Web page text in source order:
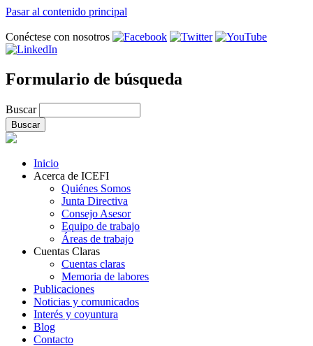
Pasar al contenido principal
Conéctese con nosotros
Formulario de búsqueda
Buscar
Inicio
Acerca de ICEFI
Quiénes Somos
Junta Directiva
Consejo Asesor
Equipo de trabajo
Áreas de trabajo
Cuentas Claras
Cuentas claras
Memoria de labores
Publicaciones
Noticias y comunicados
Interés y coyuntura
Blog
Contacto